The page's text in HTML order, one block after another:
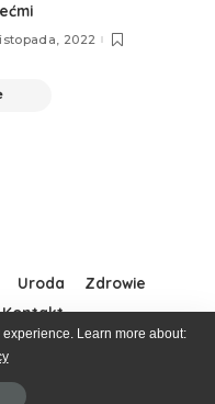
2022
Uroda
Zdrowie
Kontakt
Learn more about: